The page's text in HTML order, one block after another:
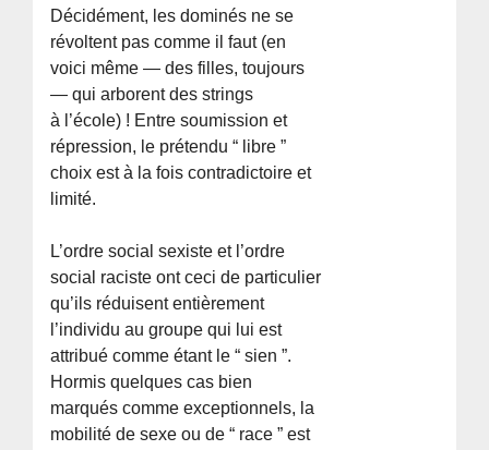
Décidément, les dominés ne se
révoltent pas comme il faut (en
voici même — des filles, toujours
— qui arborent des strings
à l’école) ! Entre soumission et
répression, le prétendu “ libre ”
choix est à la fois contradictoire et
limité.
L’ordre social sexiste et l’ordre
social raciste ont ceci de particulier
qu’ils réduisent entièrement
l’individu au groupe qui lui est
attribué comme étant le “ sien ”.
Hormis quelques cas bien
marqués comme exceptionnels, la
mobilité de sexe ou de “ race ” est